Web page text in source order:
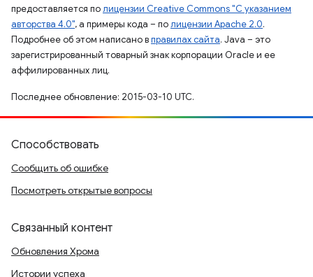
предоставляется полицензии Creative Commons "С указанием
авторства 4.0", а примеры кода – полицензии Apache 2.0.
Подробнее об этом написано вправилах сайта. Java – это
зарегистрированный товарный знак корпорации Oracle и ее
аффилированных лиц.
Последнее обновление: 2015-03-10 UTC.
Способствовать
Сообщить об ошибке
Посмотреть открытые вопросы
Связанный контент
Обновления Хрома
Истории успеха